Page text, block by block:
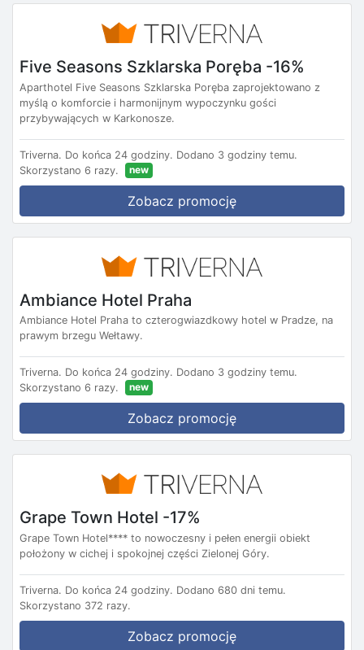
Five Seasons Szklarska Poręba -16%
Aparthotel Five Seasons Szklarska Poręba zaprojektowano z
myślą o komforcie i harmonijnym wypoczynku gości
przybywających w Karkonosze.
Triverna. Do końca 24 godziny. Dodano 3 godziny temu.
Skorzystano 6 razy.
new
Zobacz promocję
Ambiance Hotel Praha
Ambiance Hotel Praha to czterogwiazdkowy hotel w Pradze, na
prawym brzegu Wełtawy.
Triverna. Do końca 24 godziny. Dodano 3 godziny temu.
Skorzystano 6 razy.
new
Zobacz promocję
Grape Town Hotel -17%
Grape Town Hotel**** to nowoczesny i pełen energii obiekt
położony w cichej i spokojnej części Zielonej Góry.
Triverna. Do końca 24 godziny. Dodano 680 dni temu.
Skorzystano 372 razy.
Zobacz promocję